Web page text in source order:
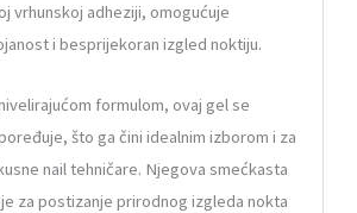
vrhunskoj adheziji, omogućuje
i besprijekoran izgled noktiju.
formulom, ovaj gel se
što ga čini idealnim izborom i za
nail tehničare. Njegova smećkasta
za postizanje prirodnog izgleda nokta